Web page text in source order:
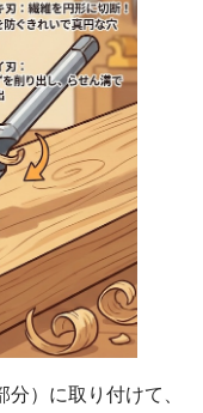
）に取り付けて、